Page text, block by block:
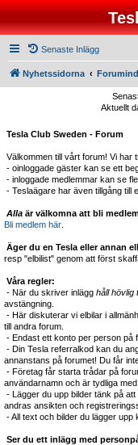
Senaste Inlägg
Nyhetssidorna
Aktuellt
Tesla Club Sweden - Forum
Välkommen till vårt forum! Vi har
- oinloggade gäster kan se ett
- inloggade medlemmar kan se
- Teslaägare har även tillgång till
Alla är välkomna att bli
Bli medlem här
Äger du en Tesla eller annan
resp "elbilist" genom att först
Våra regler:
- När du skriver inlägg håll hövlig
avstängning.
- Här diskuterar vi elbilar i
till andra forum.
- Endast ett konto per person på
- Din Tesla referralkod kan du
annanstans på forumet! Du får
- Företag får starta trådar på
användarnamn och är tydliga
- Lägger du upp bilder tänk på
andras ansikten och
- All text och bilder du lägger upp
Ser du ett inlägg med